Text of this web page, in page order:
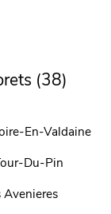
(38)
En-Valdaine
Du-Pin
Avenieres